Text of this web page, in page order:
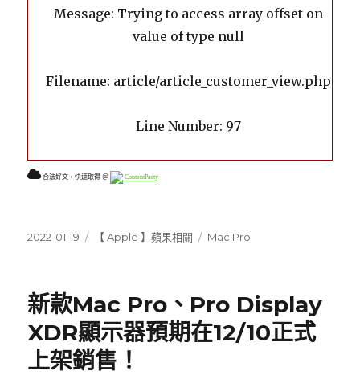
Message: Trying to access array offset on
value of type null
Filename: article/article_customer_view.php
Line Number: 97
合法好文，快速取得 ＠ ContentParty
發
2022-01-19
分【 Apple 】蘋果相關
標
Mac Pro
新款Mac Pro、Pro Display
XDR顯示器預期在12/10正式
上架銷售！